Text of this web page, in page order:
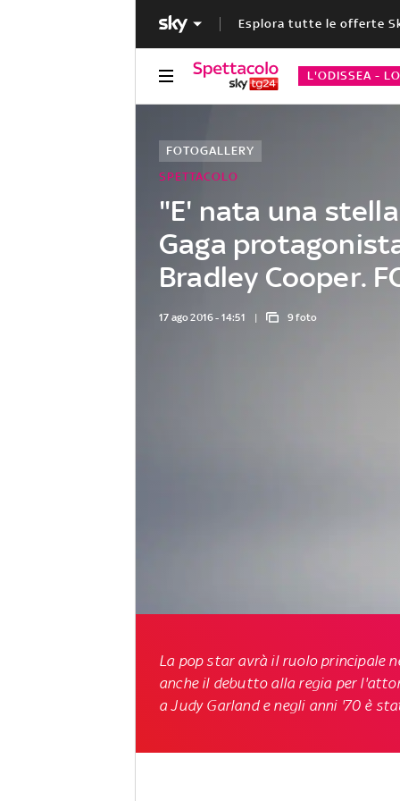
Esplora tutte le offerte
L'ODISSEA -
"E' nata una
Gaga
Bradley Cooper.
SPETTACOLO
FOTOGALLERY
17 ago 2016 - 14:51 9 foto
La pop star avrà il ruolo principale
anche il debutto alla regia per
a Judy Garland e negli anni '70 è